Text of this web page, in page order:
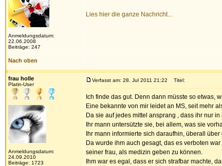
Anmeldungsdatum:
22.06.2008
Beiträge: 247
Lies hier die ganze Nachricht...
Nach oben
frau holle
Platin-User
Anmeldungsdatum:
24.09.2010
Beiträge: 1723
Verfasst am: 28. Jul 2011 21:22 Titel:
Ich finde das gut. Denn dann müsste so etwas,
Eine bekannte von mir leidet an MS, seit mehr
Da sie auf jedes mittel ansprang , dass ihr nur
Ihr mann untersützte sie, bei allem, was sie
Ihr mann informierte sich daraufhin, überall
Da wurde ihm auch gesagt, das es verboten
seiner frau, als medizin geben zu können.
Ihm war es egal, dass er sich strafbar machte,